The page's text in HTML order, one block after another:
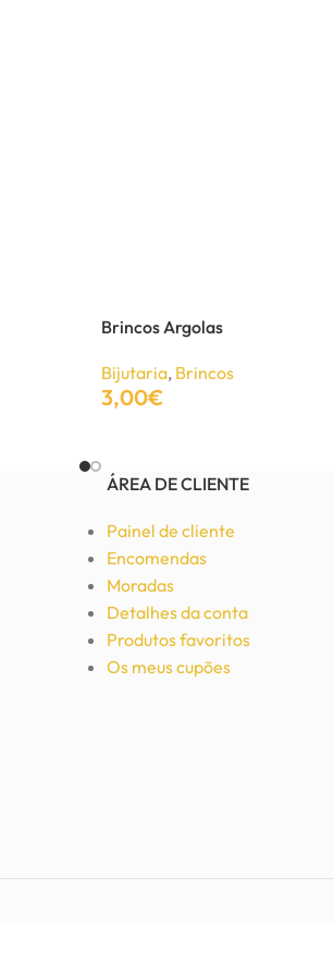
Brincos Argolas
Bijutaria, Brincos
3,00€
ÁREA DE CLIENTE
Painel de cliente
Encomendas
Moradas
Detalhes da conta
Produtos favoritos
Os meus cupões